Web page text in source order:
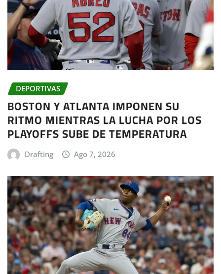
DEPORTIVAS
BOSTON Y ATLANTA IMPONEN SU
RITMO MIENTRAS LA LUCHA POR LOS
PLAYOFFS SUBE DE TEMPERATURA
Drafting Ago 7, 2026